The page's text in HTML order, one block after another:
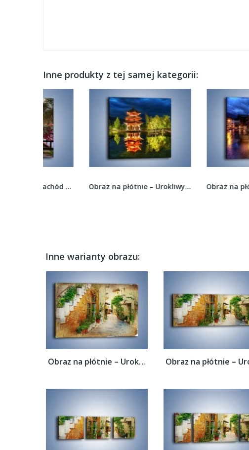
Inne produkty z tej samej kategorii:
Obraz na płótnie – Urokliwy park w Chinach –...
Inne warianty obrazu:
Obraz na płótnie – Urokliwa uliczka w...